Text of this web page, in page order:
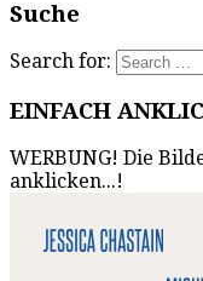
Suche
Search for:
EINFACH
WERBUNG! Die
anklicken...!